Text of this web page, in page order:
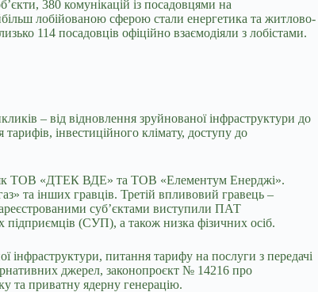
380 комунікацій із посадовцями на
лобійованою сферою стали енергетика та житлово-
114 посадовців офіційно взаємодіяли з лобістами.
– від відновлення зруйнованої інфраструктури до
інвестиційного клімату, доступу до
як ТОВ «ДТЕК ВДЕ» та ТОВ «Елементум Енерджі».
та інших гравців. Третій впливовий гравець –
суб’єктами виступили ПАТ
(СУП), а також низка фізичних осіб.
питання тарифу на послуги з передачі
джерел, законопроєкт № 14216 про
та приватну ядерну генерацію.